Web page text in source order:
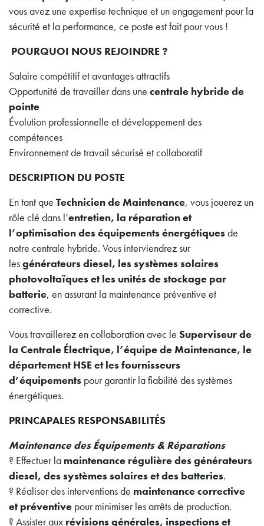
vous avez une expertise technique et un engagement pour la
sécurité et la performance, ce poste est fait pour vous !
POURQUOI NOUS REJOINDRE ?
Salaire compétitif et avantages attractifs
Opportunité de travailler dans une centrale hybride de
pointe
Évolution professionnelle et développement des
compétences
Environnement de travail sécurisé et collaboratif
DESCRIPTION DU POSTE
En tant que Technicien de Maintenance, vous jouerez un
rôle clé dans l’entretien, la réparation et
l’optimisation des équipements énergétiquesde
notre centrale hybride. Vous interviendrez sur
lesgénérateurs diesel, les systèmes solaires
photovoltaïques et les unités de stockage par
batterie, en assurant la maintenance préventive et
corrective.
Vous travaillerez en collaboration avec le Superviseur de
la Centrale Électrique, l’équipe de Maintenance, le
département HSE et les fournisseurs
d’équipements pour garantir la fiabilité des systèmes
énergétiques.
PRINCAPALES RESPONSABILITÉS
Maintenance des Équipements & Réparations
? Effectuer la maintenance régulière des générateurs
diesel, des systèmes solaires et des batteries.
? Réaliser des interventions de maintenance corrective
et préventive pour minimiser les arrêts de production.
? Assister aux révisions générales, inspections et